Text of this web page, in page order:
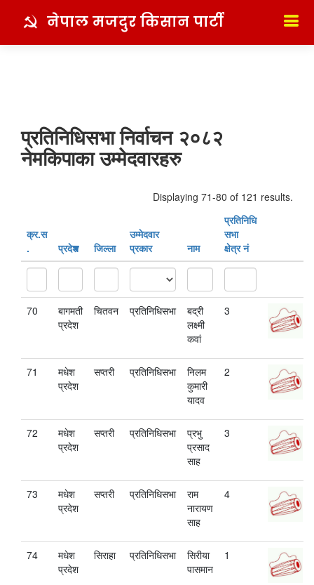
नेपाल मजदुर किसान पार्टी
प्रतिनिधिसभा निर्वाचन २०८२
नेमकिपाका उम्मेदवारहरु
Displaying 71-80 of 121 results.
क्र‍.स‌
.
प्रदेश जिल्ला
उम्मेदवार
प्रकार
नाम
प्रतिनिधि
सभा
क्षेत्र नं
70
बागमती
प्रदेश
चितवन प्रतिनिधिसभा
बद्री
लक्ष्मी
कवां
3
71
मधेश
प्रदेश
सप्तरी प्रतिनिधिसभा
निलम
कुमारी
यादव
2
72
मधेश
प्रदेश
सप्तरी प्रतिनिधिसभा
प्रभु
प्रसाद
साह
3
73
मधेश
प्रदेश
सप्तरी प्रतिनिधिसभा
राम
नारायण
साह
4
74
मधेश
प्रदेश
सिराहा प्रतिनिधिसभा
सिरीया
पासमान
1